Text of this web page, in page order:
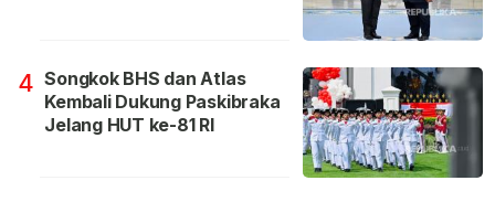
4 Songkok BHS dan Atlas
Kembali Dukung Paskibraka
Jelang HUT ke-81 RI